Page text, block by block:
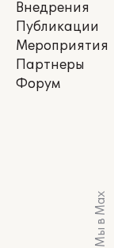
Внедрения
Публикации
Мероприятия
Партнеры
Форум
Мы в Max